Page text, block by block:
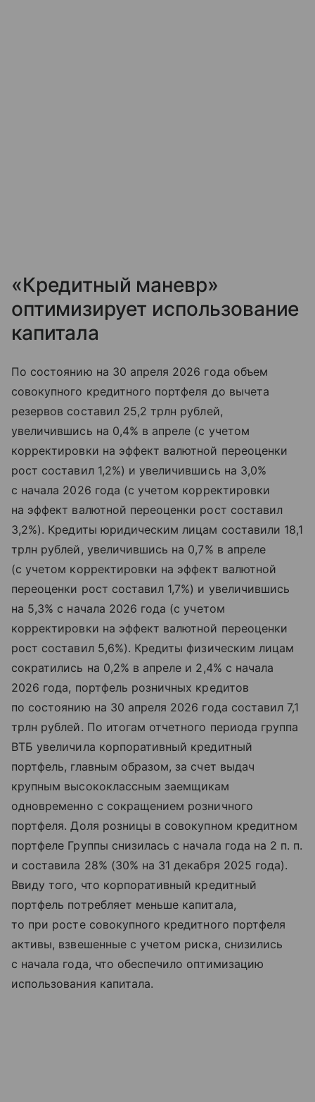
«Кредитный маневр»
оптимизирует использование
капитала
По состоянию на 30 апреля 2026 года объем
совокупного кредитного портфеля до вычета
резервов составил 25,2 трлн рублей,
увеличившись на 0,4% в апреле (с учетом
корректировки на эффект валютной переоценки
рост составил 1,2%) и увеличившись на 3,0%
с начала 2026 года (с учетом корректировки
на эффект валютной переоценки рост составил
3,2%). Кредиты юридическим лицам составили 18,1
трлн рублей, увеличившись на 0,7% в апреле
(с учетом корректировки на эффект валютной
переоценки рост составил 1,7%) и увеличившись
на 5,3% с начала 2026 года (с учетом
корректировки на эффект валютной переоценки
рост составил 5,6%). Кредиты физическим лицам
сократились на 0,2% в апреле и 2,4% с начала
2026 года, портфель розничных кредитов
по состоянию на 30 апреля 2026 года составил 7,1
трлн рублей. По итогам отчетного периода группа
ВТБ увеличила корпоративный кредитный
портфель, главным образом, за счет выдач
крупным высококлассным заемщикам
одновременно с сокращением розничного
портфеля. Доля розницы в совокупном кредитном
портфеле Группы снизилась с начала года на 2 п. п.
и составила 28% (30% на 31 декабря 2025 года).
Ввиду того, что корпоративный кредитный
портфель потребляет меньше капитала,
то при росте совокупного кредитного портфеля
активы, взвешенные с учетом риска, снизились
с начала года, что обеспечило оптимизацию
использования капитала.